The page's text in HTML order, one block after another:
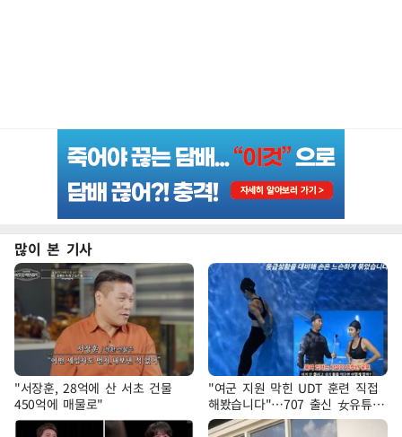
많이 본 기사
"서장훈, 28억에 산 서초 건물
450억에 매물로"
"여군 지원 막힌 UDT 훈련 직접
해봤습니다"…707 출신 女유튜버
'완벽 소화'